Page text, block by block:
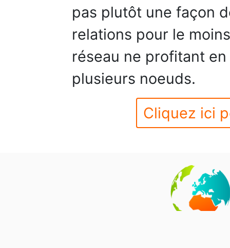
pas plutôt une façon
relations pour le
réseau ne profitant
plusieurs noeuds.
Cliquez ici